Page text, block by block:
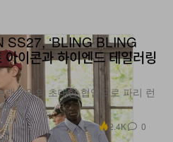
이콘과 하이엔드 테일러링
드와의 초대형 협업으로 파리 런
션.
2.4K